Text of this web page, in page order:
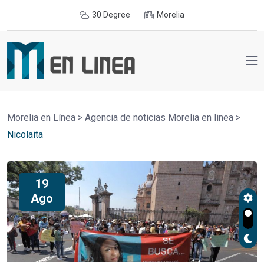
30 Degree Morelia
Morelia en Línea > Agencia de noticias Morelia en linea >
Nicolaita
19
Ago